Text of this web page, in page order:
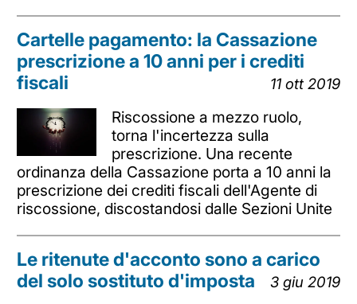
Cartelle pagamento: la Cassazione
prescrizione a 10 anni per i crediti
fiscali
11 ott 2019
Riscossione a mezzo ruolo,
torna l'incertezza sulla
prescrizione. Una recente
ordinanza della Cassazione porta a 10 anni la
prescrizione dei crediti fiscali dell'Agente di
riscossione, discostandosi dalle Sezioni Unite
Le ritenute d'acconto sono a carico
del solo sostituto d'imposta
3 giu 2019